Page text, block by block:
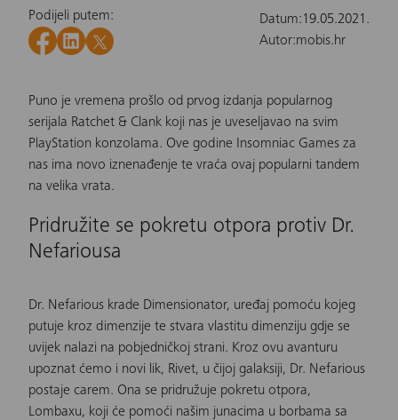
Podijeli putem: Datum:19.05.2021.
Autor:mobis.hr
Puno je vremena prošlo od prvog izdanja popularnog
serijala Ratchet & Clank koji nas je uveseljavao na svim
PlayStation konzolama. Ove godine Insomniac Games za
nas ima novo iznenađenje te vraća ovaj popularni tandem
na velika vrata.
Pridružite se pokretu otpora protiv Dr.
Nefariousa
Dr. Nefarious krade Dimensionator, uređaj pomoću kojeg
putuje kroz dimenzije te stvara vlastitu dimenziju gdje se
uvijek nalazi na pobjedničkoj strani. Kroz ovu avanturu
upoznat ćemo i novi lik, Rivet, u čijoj galaksiji, Dr. Nefarious
postaje carem. Ona se pridružuje pokretu otpora,
Lombaxu, koji će pomoći našim junacima u borbama sa